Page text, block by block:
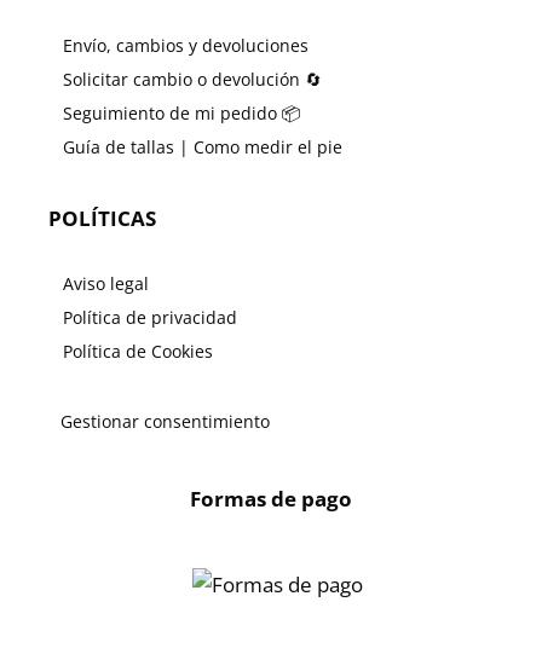
Envío, cambios y devoluciones
Solicitar cambio o devolución 🔄
Seguimiento de mi pedido 📦
Guía de tallas | Como medir el pie
POLÍTICAS
Aviso legal
Política de privacidad
Política de Cookies
Gestionar consentimiento
Formas de pago